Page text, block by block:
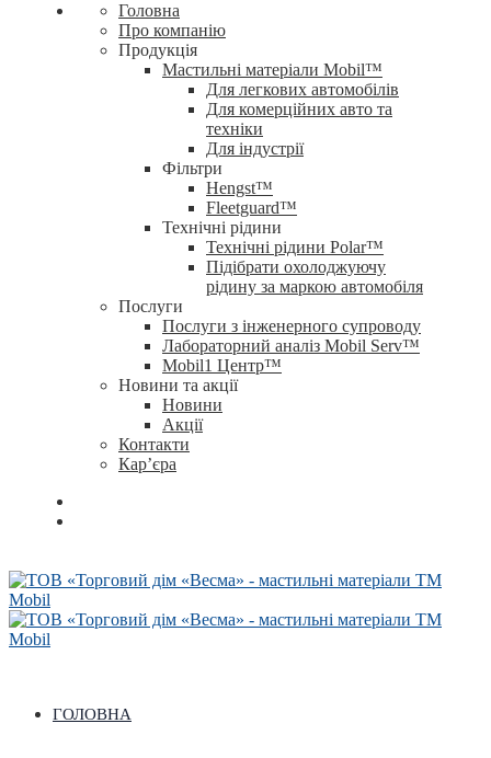
Головна
Про компанію
Продукція
Мастильні матеріали Mobil™
Для легкових автомобілів
Для комерційних авто та
техніки
Для індустрії
Фільтри
Hengst™
Fleetguard™
Технічні рідини
Технічні рідини Polar™
Підібрати охолоджуючу
рідину за маркою автомобіля
Послуги
Послуги з інженерного супроводу
Лабораторний аналіз Mobil Serv™
Mobil1 Центр™​
Новини та акції
Новини
Акції
Контакти
Кар’єра
ГОЛОВНА